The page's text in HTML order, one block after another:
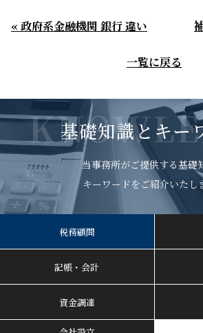
« 政府系金融機関 銀行 違い
一覧に戻る
基礎知識とキー
当事務所がご提供する基礎
キーワードをご紹介いたし
税務顧問
記帳・会計
資金調達